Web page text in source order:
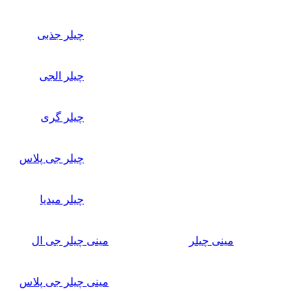
چیلر جذبی
چیلر الجی
چیلر گری
چیلر جی پلاس
چیلر میدیا
مینی چیلر مینی چیلر جی ال
مینی چیلر جی پلاس